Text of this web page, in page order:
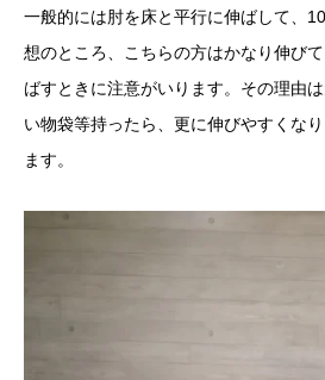
一般的には肘を床と平行に伸ばして、
想のところ、こちらの方はかなり伸び
ばすときに注意がいります。その理由
い物袋等持ったら、更に伸びやすくな
ます。